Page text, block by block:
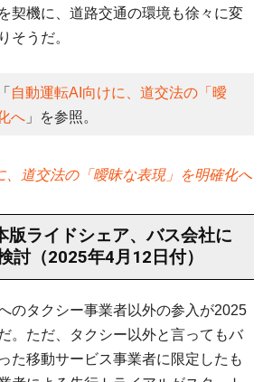
契機に、道路交通の環境も徐々に変
そうだ。
自動運転AI向けに、道交法の「曖
へ 」を参照。
、道交法の「曖昧な表現」を明確化へ
版ライドシェア、バス会社に
討（2025年4月12日付）
のタクシー事業者以外の参入が2025
。ただ、タクシー以外と言ってもバ
た移動サービス事業者に限定したも